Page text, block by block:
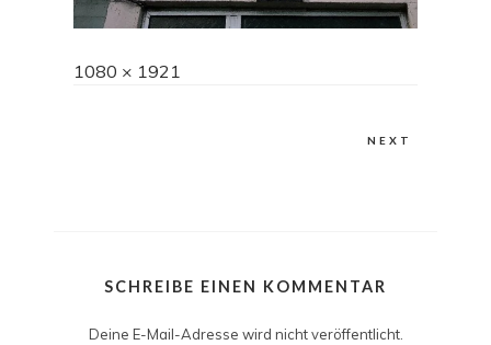
Full
1080 × 1921
NEXT
SCHREIBE EINEN KOMMENTAR
Deine E-Mail-Adresse wird nicht veröffentlicht.